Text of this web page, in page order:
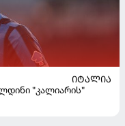
ᲘᲢᲐᲚᲘᲐ
"კალიარის"